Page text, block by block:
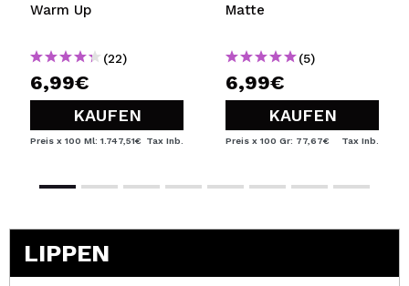
Warm Up
(22)
6,99€
KAUFEN
Preis x 100 Ml: 1.747,51€ Tax Inb.
Matte
(5)
6,99€
KAUFEN
Preis x 100 Gr: 77,67€ Tax Inb.
LIPPEN